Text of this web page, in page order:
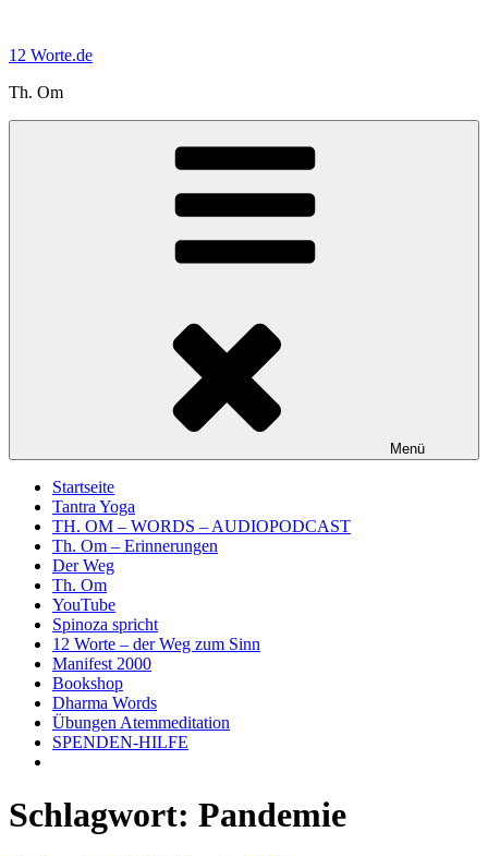
springen
12 Worte.de
Th. Om
Menü
Startseite
Tantra Yoga
TH. OM – WORDS – AUDIOPODCAST
Th. Om – Erinnerungen
Der Weg
Th. Om
YouTube
Spinoza spricht
12 Worte – der Weg zum Sinn
Manifest 2000
Bookshop
Dharma Words
Übungen Atemmeditation
SPENDEN-HILFE
Schlagwort: Pandemie